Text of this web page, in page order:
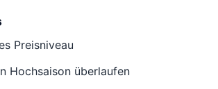
Preisniveau
Hochsaison überlaufen